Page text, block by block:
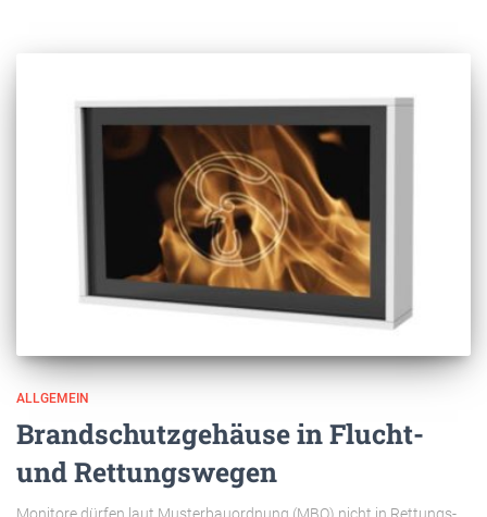
ALLGEMEIN
Brandschutzgehäuse in Flucht-
und Rettungswegen